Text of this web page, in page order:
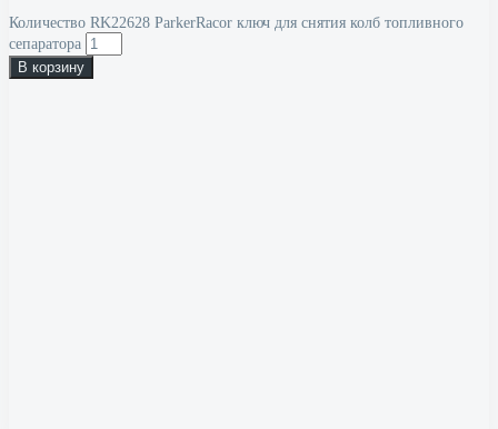
Количество RK22628 ParkerRacor ключ для снятия колб топливного
сепаратора
В корзину